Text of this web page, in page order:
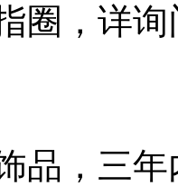
圈，详
品，三